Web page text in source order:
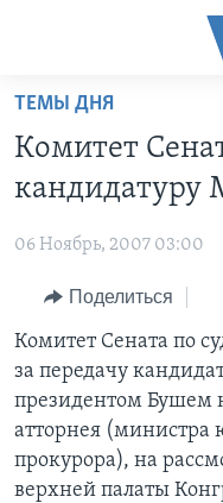
Перейти
основной
контент
навигации
Перейти
поиск
НОВОСТИ ЗА МИНУТУ
ИТОГИ
ПОЧЕМУ ЭТО
ДИСКУССИЯ VOA
ДЕТАЛИ
НЬЮ-ЙОРК NEW
УЧИМ АНГЛИЙСКИЙ
НАША
А КАК В АМЕРИКЕ?
АРТЕФАКТЫ
АМЕРИКАНСКИЕ
ТЕСТЫ
ЭКСПЕРТИЗА
ИНТЕРВЬЮ
ФАКТЫ ПРОТИВ
ЗА СВОБОДУ ПРЕССЫ
УЧИМ АНГЛИЙСКИЙ
ВИДЕО
ТЕМЫ ДНЯ
Комитет
06 Ноябрь, 2007 03:00
Поделиться
Комитет Сената по
за передачу
президентом Бушем
атторнея (министра
прокурора), на
верхней палаты